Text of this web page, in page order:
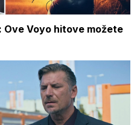
Ove Voyo hitove možete